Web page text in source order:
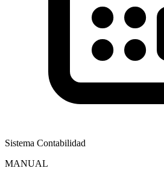
Sistema Contabilidad
MANUAL